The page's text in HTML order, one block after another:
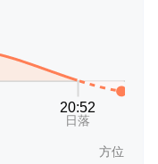
方位